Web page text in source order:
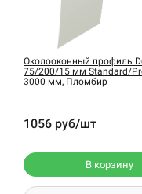
Околооконный профиль
75/200/15 мм Standard/
3000 мм, Пломбир
1056 руб/шт
В корзину